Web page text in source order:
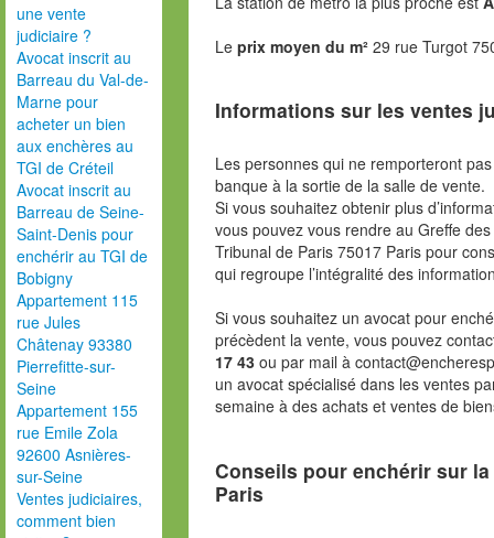
une vente
judiciaire ?
Avocat inscrit au
Barreau du Val-de-
Marne pour
acheter un bien
aux enchères au
TGI de Créteil
Avocat inscrit au
Barreau de Seine-
Saint-Denis pour
enchérir au TGI de
Bobigny
Appartement 115
rue Jules
Châtenay 93380
Pierrefitte-sur-
Seine
Appartement 155
rue Emile Zola
92600 Asnières-
sur-Seine
Ventes judiciaires,
comment bien
Le prix moyen du m² 29 rue Turgot
Informations sur les ventes
Les personnes qui ne remporteront
banque à la sortie de la salle de vente.
Si vous souhaitez obtenir plus
vous pouvez vous rendre au Greffe
Tribunal de Paris 75017 Paris pour
qui regroupe l’intégralité des
Si vous souhaitez un avocat pour
précèdent la vente, vous pouvez
17 43 ou par mail à
un avocat spécialisé dans les ventes
semaine à des achats et ventes de
Conseils pour enchérir sur
Paris